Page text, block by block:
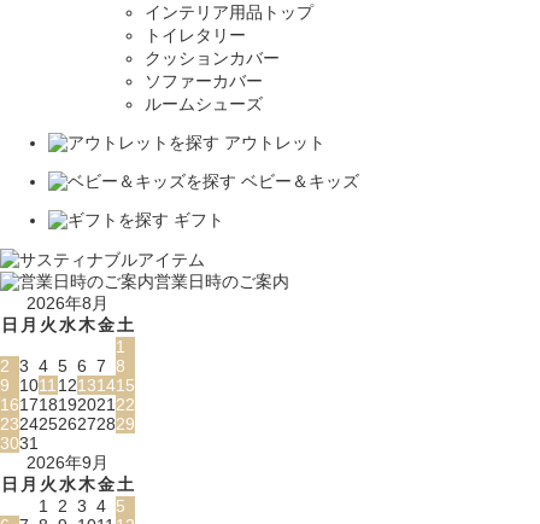
インテリア用品トップ
トイレタリー
クッションカバー
ソファーカバー
ルームシューズ
アウトレット
ベビー＆キッズ
ギフト
営業日時のご案内
2026年8月
日 月 火水木金土
1
2 3 4 5 6 7 8
9
1011 12131415
161718192021 22
23242526272829
3031
2026年9月
日 月 火水木金土
1
2 3 4 5